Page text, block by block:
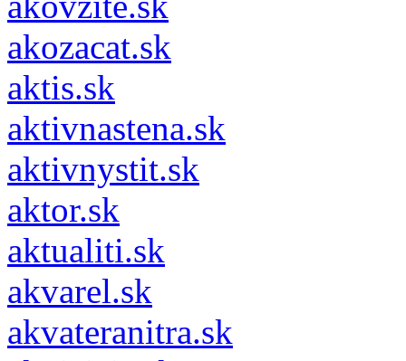
akozacat.sk
aktis.sk
aktivnastena.sk
aktivnystit.sk
aktor.sk
aktualiti.sk
akvarel.sk
akvateranitra.sk